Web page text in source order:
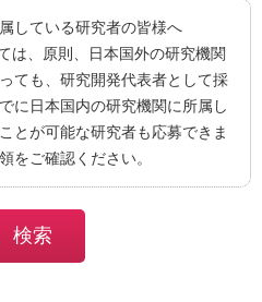
している研究者の皆様へ
は、原則、日本国外の研究機関
ても、研究開発代表者として採
に日本国内の研究機関に所属し
とが可能な研究者も応募できま
をご確認ください。
検索